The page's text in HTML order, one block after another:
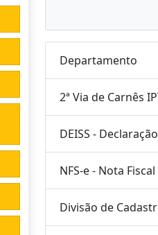
Departamento
2ª Via de Carnês
DEISS -
NFS-e - Nota
Divisão de